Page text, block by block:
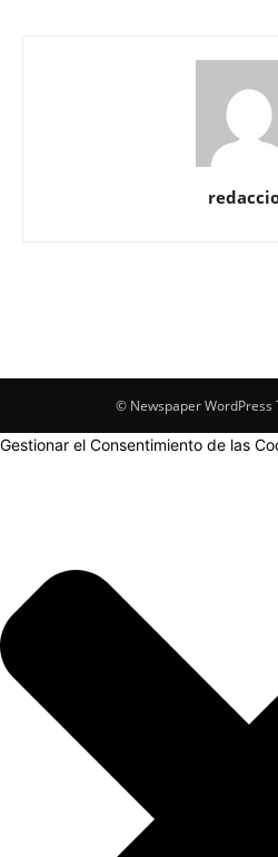
© Newspaper WordPress
Gestionar el Consentimiento de las